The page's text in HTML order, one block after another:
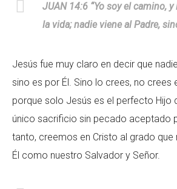
JUAN 14:6 “Yo soy el camino, y
la vida; nadie viene al Padre,
Jesús fue muy claro en decir que
sino es por Él. Sino lo crees, no crees
porque solo Jesús es el perfecto Hijo
único sacrificio sin pecado aceptado
tanto, creemos en Cristo al grado
Él como nuestro Salvador y Señor.